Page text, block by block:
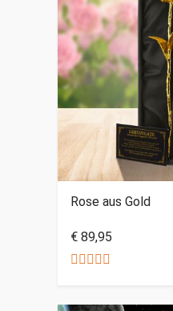
Rose aus Gold
€ 89,95